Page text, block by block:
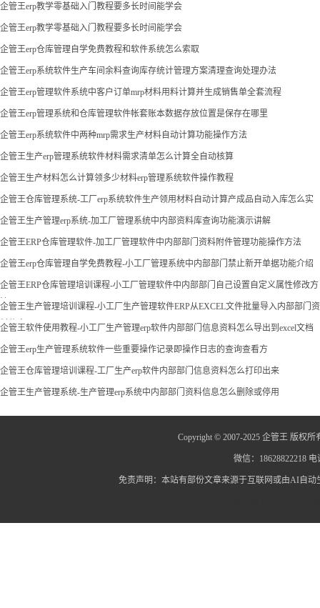
企管王erp教学零基础入门教程要多长时间能学会
企管王erp教学零基础入门教程要多长时间能学会
企管王erp仓库管理自学免费教程和软件系统怎么索取
企管王erp系统软件生产车间余料查询库存统计管理方案清理查询处理办法
企管王erp管理软件系统中客户订单mrp材料用料计算并生成销售单全套流程
企管王erp管理系统和仓库管理软件帐套账本数据存放位置是保存在哪里
企管王erp系统软件中两种mrp需求生产材料自动计算功能操作方法
企管王生产erp管理系统软件材料需求清单怎么计算全自动核算
企管王生产材料怎么计算领多少材料erp管理系统软件操作教程
企管王仓库管理系统-工厂erp系统软件生产领用材料自动计算产成品自动入库怎么实
现
企管王生产管理erp系统-加工厂管理系统中内部资料库查询功能演示讲解
企管王ERP仓库管理软件-加工厂管理软件中内部部门资料附件管理功能操作方法
企管王erp仓库管理自学免费教程-小工厂管理系统中内部部门禁止新开单据功能介绍
企管王ERP仓库管理培训课程-小工厂管理软件中内部部门自己设置自定义属性修改方
法
企管王生产管理培训课程-小工厂生产管理软件ERP从EXCEL文件批量导入内部部门资
料信息
企管王软件使用教程-小工厂生产管理erp软件内部部门信息资料怎么导出到excel文档
企管王erp生产管理系统软件一些重要操作记录即操作日志的查询查看方
企管王仓库管理培训课程-工厂生产erp软件内部部门信息资料怎么打印出来
企管王生产管理系统-生产管理erp系统中内部部门资料信息怎么删除或停用
Copyright © 2007-2025 企管王 版权所
微信：18628822218
免责声明：本站有部份文章来源于互联网或由AI自